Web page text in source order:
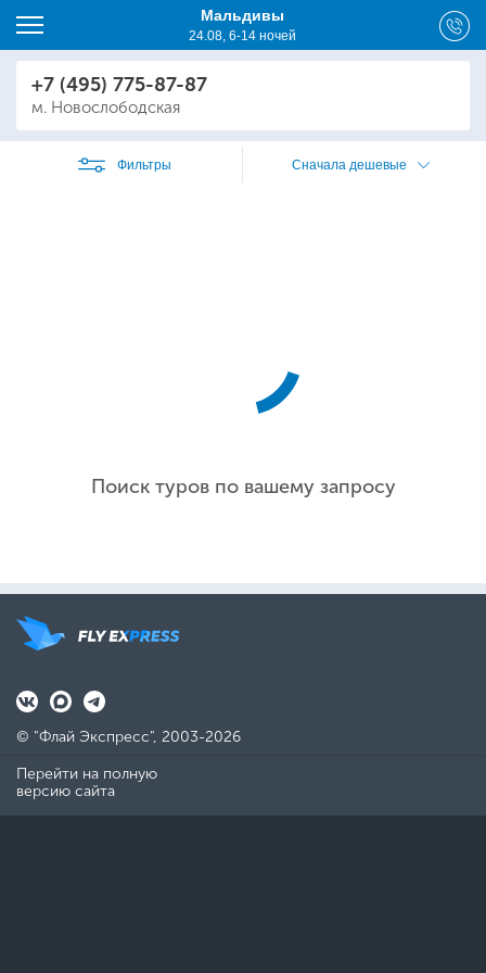
Мальдивы
24.08, 6-14 ночей
+7 (495) 775-87-87
м. Новослободская
Фильтры Сначала дешевые
Поиск туров по вашему запросу
© "Флай Экспресс", 2003-2026
Перейти на полную
версию сайта